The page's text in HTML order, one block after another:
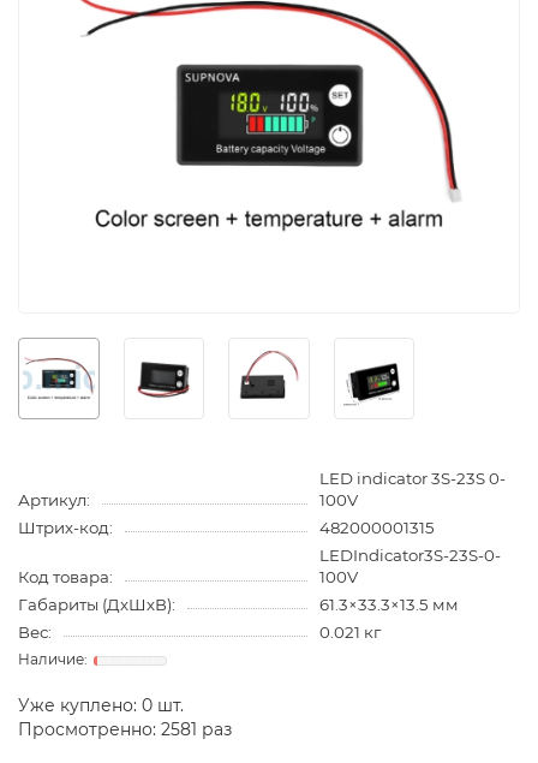
Артикул:
LED indicator 3S-23S 0-
100V
Штрих-код:
482000001315
Код товара:
LEDIndicator3S-23S-0-
100V
Габариты (ДхШхВ):
61.3×33.3×13.5 мм
Вес:
0.021 кг
Уже куплено: 0 шт.
Просмотренно: 2581 раз